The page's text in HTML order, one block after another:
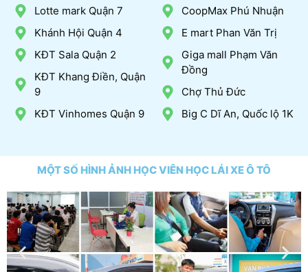
Lotte mark Quận 7
Khánh Hội Quận 4
KĐT Sala Quận 2
KĐT Khang Điền, Quận
9
KĐT Vinhomes Quận 9
CoopMax Phú Nhuận
E mart Phan Văn Trị
Giga mall Phạm Văn
Đồng
Chợ Thủ Đức
Big C Dĩ An, Quốc lộ 1K
MỘT SỐ HÌNH ẢNH HỌC VIÊN HỌC LÁI XE Ô TÔ